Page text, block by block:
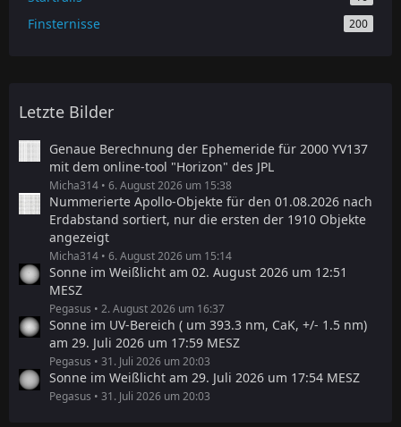
Finsternisse 200
Letzte Bilder
Genaue Berechnung der Ephemeride für 2000 YV137
mit dem online-tool "Horizon" des JPL
Micha314 6. August 2026 um 15:38
Nummerierte Apollo-Objekte für den 01.08.2026 nach
Erdabstand sortiert, nur die ersten der 1910 Objekte
angezeigt
Micha314 6. August 2026 um 15:14
Sonne im Weißlicht am 02. August 2026 um 12:51
MESZ
Pegasus 2. August 2026 um 16:37
Sonne im UV-Bereich ( um 393.3 nm, CaK, +/- 1.5 nm)
am 29. Juli 2026 um 17:59 MESZ
Pegasus 31. Juli 2026 um 20:03
Sonne im Weißlicht am 29. Juli 2026 um 17:54 MESZ
Pegasus 31. Juli 2026 um 20:03